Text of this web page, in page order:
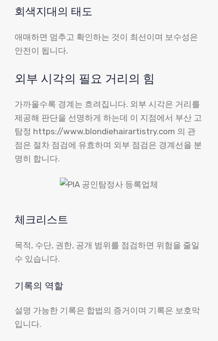
회색지대의 태도
애매하면 멈추고 확인하는 것이 최선이며 보수성은
안전이 됩니다.
외부 시각의 필요 거리의 힘
가까울수록 경계는 흐려집니다. 외부 시각은 거리를
제공해 판단을 선명하게 하는데 이 지점에서 부산 고
탐정 https://www.blondiehairartistry.com 의 관
점은 절차 점검에 유효하며 외부 점검은 경계선을 분
명히 합니다.
체크리스트
목적, 수단, 권한, 공개 범위를 점검하면 위험을 줄일
수 있습니다.
기록의 역할
설명 가능한 기록은 합법의 증거이며 기록은 보호막
입니다.